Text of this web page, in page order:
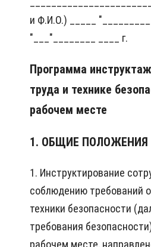
и Ф.И.О.) _____
"___"________ ____ г.
Программа
труда и технике
рабочем месте
1. ОБЩИЕ ПОЛОЖЕНИЯ
1. Инструктирование
соблюдению требований
техники безопасности
требования